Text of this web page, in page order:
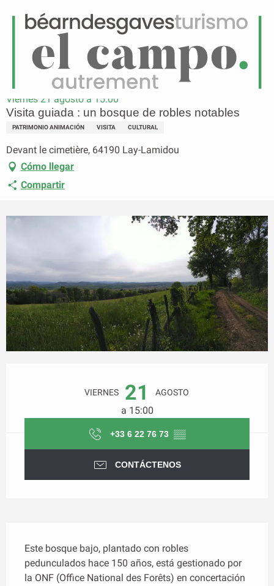
Menú
Página principal Visita guiada : un bosque de robles notables
Viernes 21 agosto a 15:00
Visita guiada : un bosque de robles notables
PATRIMONIO ANIMACIÓN VISITA CULTURAL
Devant le cimetière, 64190 Lay-Lamidou
Cómo llegar
Compartir
VIERNES 21 AGOSTO
a 15:00
+33 6 22 76 73 ▒▒
CONTÁCTENOS
Este bosque bajo, plantado con robles
pedunculados hace 150 años, está gestionado por
la ONF (Office National des Forêts) en concertación